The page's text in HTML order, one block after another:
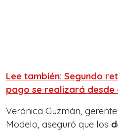
Lee también: Segundo
pago se realizará desde
Verónica Guzmán,
Modelo, aseguró que los